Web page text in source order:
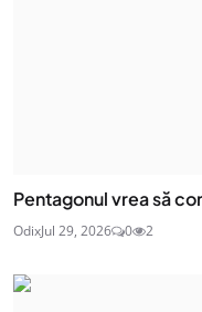
Pentagonul vrea să
OdixJul 29, 2026 0 2